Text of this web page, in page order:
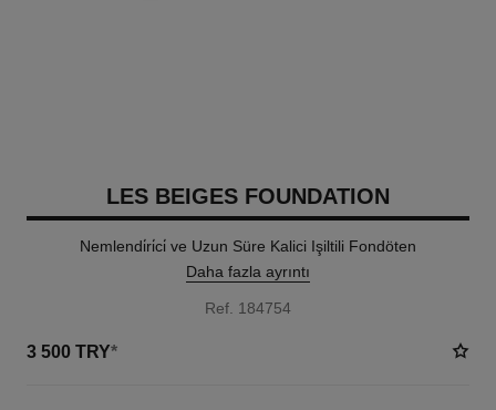
LES BEIGES FOUNDATION
Nemlendi̇ri̇ci̇ ve Uzun Süre Kalici Işiltili Fondöten
Daha fazla ayrıntı
Ref. 184754
3 500 TRY*